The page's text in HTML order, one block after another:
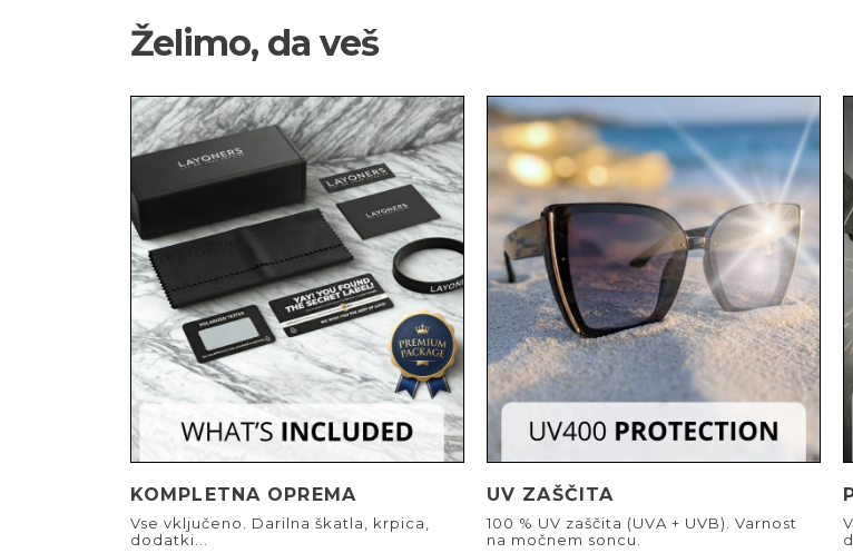
Želimo, da veš
KOMPLETNA OPREMA
Vse vključeno. Darilna škatla, krpica,
dodatki...
UV ZAŠČITA
100 % UV zaščita (UVA + UVB). Varnost
na močnem soncu.